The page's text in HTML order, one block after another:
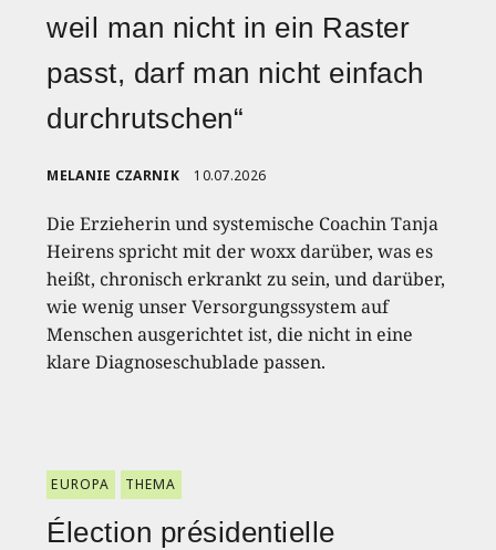
weil man nicht in ein Raster
passt, darf man nicht einfach
durchrutschen“
MELANIE CZARNIK 10.07.2026
Die Erzieherin und systemische Coachin Tanja
Heirens spricht mit der woxx darüber, was es
heißt, chronisch erkrankt zu sein, und darüber,
wie wenig unser Versorgungssystem auf
Menschen ausgerichtet ist, die nicht in eine
klare Diagnoseschublade passen.
EUROPA THEMA
Élection présidentielle